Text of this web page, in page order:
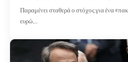
Παραμένει σταθερά ο στόχος για ένα
ευρώ,…